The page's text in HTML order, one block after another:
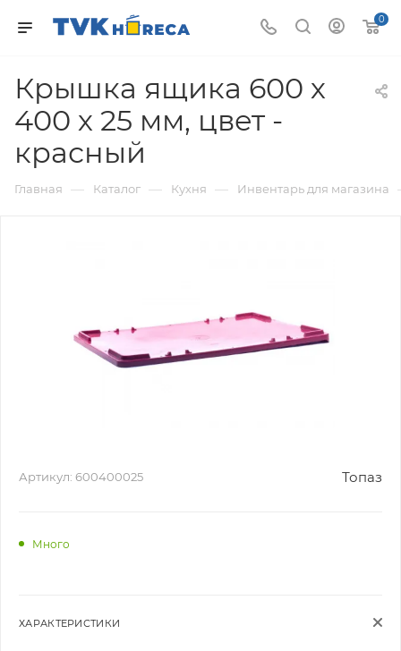
0
Крышка ящика 600 х
400 х 25 мм, цвет -
красный
Главная — Каталог — Кухня — Инвентарь для магазина
Артикул: 600400025 Топаз
Много
ХАРАКТЕРИСТИКИ